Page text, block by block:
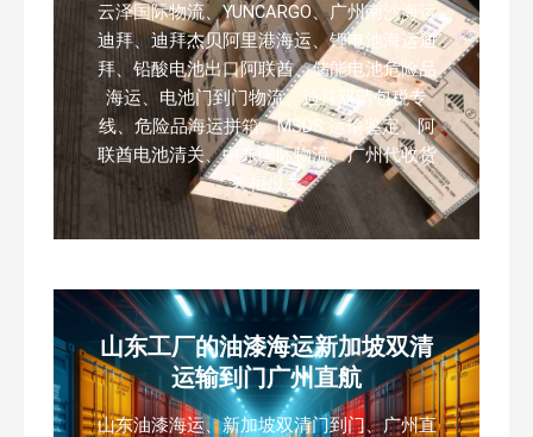
云泽国际物流、YUNCARGO、广州南沙海运
迪拜、迪拜杰贝阿里港海运、锂电池海运迪
拜、铅酸电池出口阿联酋、储能电池危险品
海运、电池门到门物流、迪拜双清包税专
线、危险品海运拼箱、MSDS 运输鉴定、阿
联酋电池清关、中东国际物流、广州代收货
装柜报关
山东工厂的油漆海运新加坡双清
运输到门广州直航
山东油漆海运、新加坡双清门到门、广州直